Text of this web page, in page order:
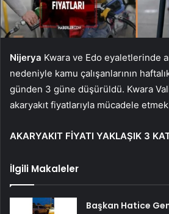
Nijerya Kwara ve Edo eyaletlerinde
nedeniyle kamu çalışanlarının
günden 3 güne düşürüldü. Kwara
akaryakıt fiyatlarıyla mücadele etmek
AKARYAKIT FİYATI YAKLAŞIK 3
İlgili Makaleler
Başkan Hatice